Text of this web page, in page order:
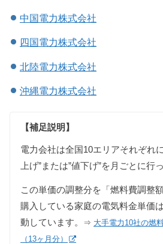
中国電力株式会社
四国電力株式会社
北陸電力株式会社
沖縄電力株式会社
【補足説明】
電力会社は全国10エリアそれぞれ
上げ”または”値下げ”を月ごとに行
この単価の調整分を「燃料費調整
購入している家庭の電気料金単価
動しています。
⇒ 大手電力10社の燃
（13ヶ月分）